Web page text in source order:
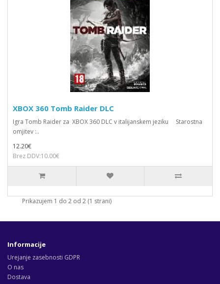
XBOX 360 Tomb Raider DLC
Igra Tomb Raider za XBOX 360 DLC v italijanskem jeziku Starostna
omjitev :..
12.20€
Brez DDV:10.00€
Prikazujem 1 do 2 od 2 (1 strani)
Informacije
Urejanje zasebnosti GDPR
O nas
Dostava